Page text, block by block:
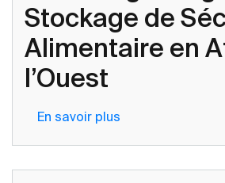
d’Appui
à
la
sécurité
Stockage de
Alimentaire en
l’Ouest
En savoir plus